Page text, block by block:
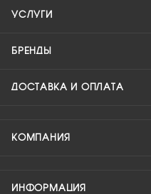
УСЛУГИ
БРЕНДЫ
ДОСТАВКА И ОПЛАТА
КОМПАНИЯ
ИНФОРМАЦИЯ